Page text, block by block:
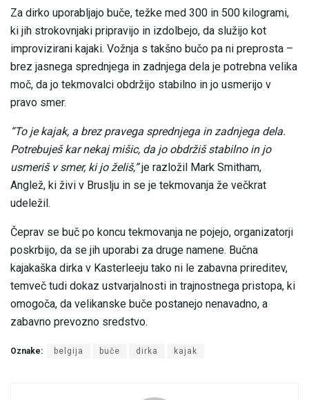
Za dirko uporabljajo buče, težke med 300 in 500 kilogrami,
ki jih strokovnjaki pripravijo in izdolbejo, da služijo kot
improvizirani kajaki. Vožnja s takšno bučo pa ni preprosta –
brez jasnega sprednjega in zadnjega dela je potrebna velika
moč, da jo tekmovalci obdržijo stabilno in jo usmerijo v
pravo smer.
“To je kajak, a brez pravega sprednjega in zadnjega dela.
Potrebuješ kar nekaj mišic, da jo obdržiš stabilno in jo
usmeriš v smer, ki jo želiš,”je razložil Mark Smitham,
Anglež, ki živi v Bruslju in se je tekmovanja že večkrat
udeležil.
Čeprav se buč po koncu tekmovanja ne pojejo, organizatorji
poskrbijo, da se jih uporabi za druge namene. Bučna
kajakaška dirka v Kasterleeju tako ni le zabavna prireditev,
temveč tudi dokaz ustvarjalnosti in trajnostnega pristopa, ki
omogoča, da velikanske buče postanejo nenavadno, a
zabavno prevozno sredstvo.
Oznake: belgija buče dirka kajak